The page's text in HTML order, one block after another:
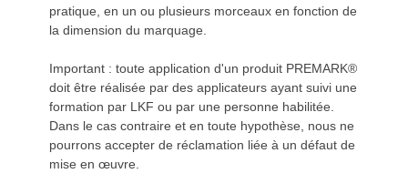
pratique, en un ou plusieurs morceaux en fonction de
la dimension du marquage.
Important : toute application d'un produit PREMARK®
doit être réalisée par des applicateurs ayant suivi une
formation par LKF ou par une personne habilitée.
Dans le cas contraire et en toute hypothèse, nous ne
pourrons accepter de réclamation liée à un défaut de
mise en œuvre.